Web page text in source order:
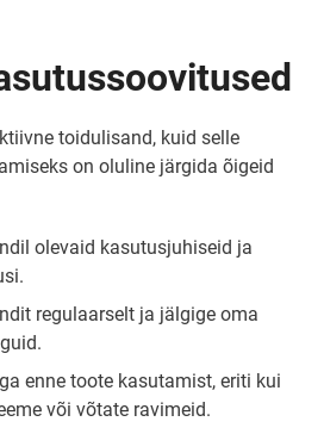
toidulisand, kuid selle
on oluline järgida õigeid
olevaid kasutusjuhiseid ja
regulaarselt ja jälgige oma
enne toote kasutamist, eriti kui
või võtate ravimeid.